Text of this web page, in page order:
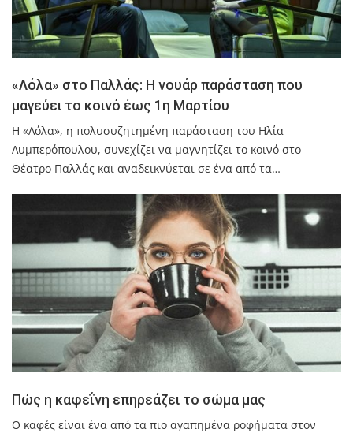
«Λόλα» στο Παλλάς: Η νουάρ παράσταση που
μαγεύει το κοινό έως 1η Μαρτίου
Η «Λόλα», η πολυσυζητημένη παράσταση του Ηλία
Λυμπερόπουλου, συνεχίζει να μαγνητίζει το κοινό στο
Θέατρο Παλλάς και αναδεικνύεται σε ένα από τα…
Πώς η καφεΐνη επηρεάζει το σώμα μας
Ο καφές είναι ένα από τα πιο αγαπημένα ροφήματα στον